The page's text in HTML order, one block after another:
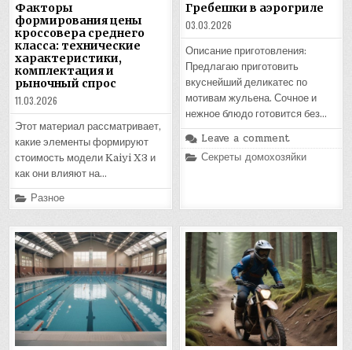
Факторы
формирования цены
кроссовера среднего
класса: технические
характеристики,
комплектация и
рыночный спрос
11.03.2026
Этот материал рассматривает,
какие элементы формируют
стоимость модели Kaiyi X3 и
как они влияют на…
Posted
in
Разное
Гребешки в аэрогриле
03.03.2026
Описание приготовления:
Предлагаю приготовить
вкуснейший деликатес по
мотивам жульена. Сочное и
нежное блюдо готовится без…
Leave a comment
Posted
Секреты домохозяйки